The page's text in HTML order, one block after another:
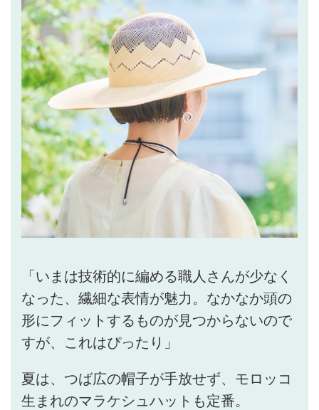
「いまは技術的に編める職人さんが少なく
なった、繊細な表情が魅力。なかなか頭の
形にフィットするものが見つからないので
すが、これはぴったり」
夏は、つば広の帽子が手放せず、モロッコ
生まれのマラケシュハットも定番。